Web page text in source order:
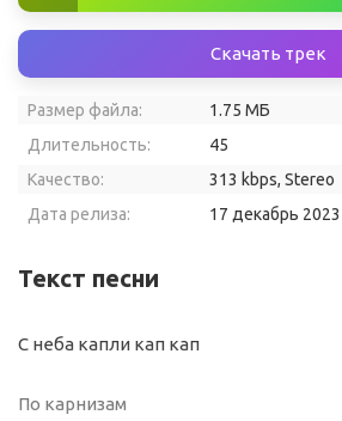
Скачать трек
Размер файла:
1.75 МБ
Длительность:
45
Качество:
313 kbps, Stereo
Дата релиза:
17 декабрь 2023
Текст песни
С неба капли кап кап
По карнизам